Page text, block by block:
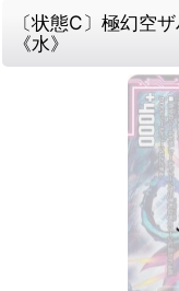
〔状態C〕極幻空
《水》